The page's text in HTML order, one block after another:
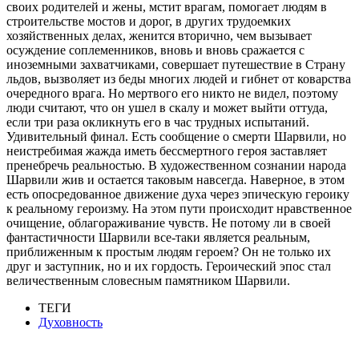
своих родителей и жены, мстит врагам, помогает людям в
строительстве мостов и дорог, в других трудоемких
хозяйственных делах, женится вторично, чем вызывает
осуждение соплеменников, вновь и вновь сражается с
иноземными захватчиками, совершает путешествие в Страну
льдов, вызволяет из беды многих людей и гибнет от коварства
очередного врага. Но мертвого его никто не видел, поэтому
люди считают, что он ушел в скалу и может выйти оттуда,
если три раза окликнуть его в час трудных испытаний.
Удивительный финал. Есть сообщение о смерти Шарвили, но
неистребимая жажда иметь бессмертного героя заставляет
пренебречь реальностью. В художественном сознании народа
Шарвили жив и остается таковым навсегда. Наверное, в этом
есть опосредованное движение духа через эпическую героику
к реальному героизму. На этом пути происходит нравственное
очищение, облагораживание чувств. Не потому ли в своей
фантастичности Шарвили все-таки является реальным,
приближенным к простым людям героем? Он не только их
друг и заступник, но и их гордость. Героический эпос стал
величественным словесным памятником Шарвили.
ТЕГИ
Духовность